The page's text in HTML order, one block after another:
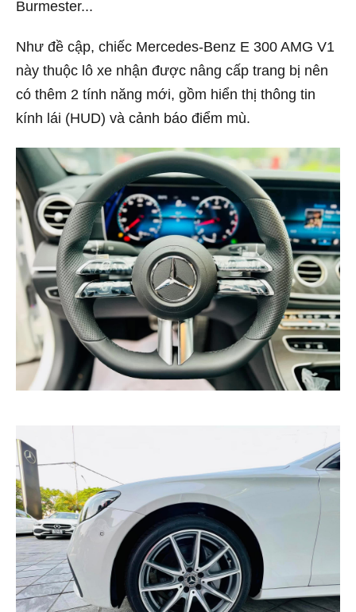
Burmester...
Như đề cập, chiếc Mercedes-Benz E 300 AMG V1
này thuộc lô xe nhận được nâng cấp trang bị nên
có thêm 2 tính năng mới, gồm hiển thị thông tin
kính lái (HUD) và cảnh báo điểm mù.